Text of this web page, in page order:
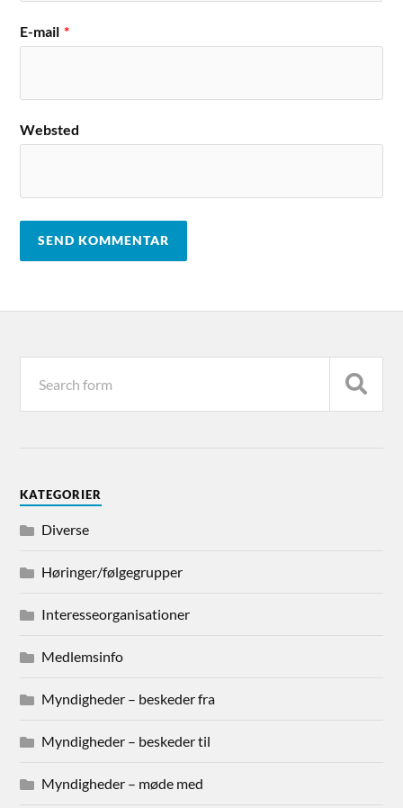
E-mail *
Websted
KATEGORIER
Diverse
Høringer/følgegrupper
Interesseorganisationer
Medlemsinfo
Myndigheder – beskeder fra
Myndigheder – beskeder til
Myndigheder – møde med